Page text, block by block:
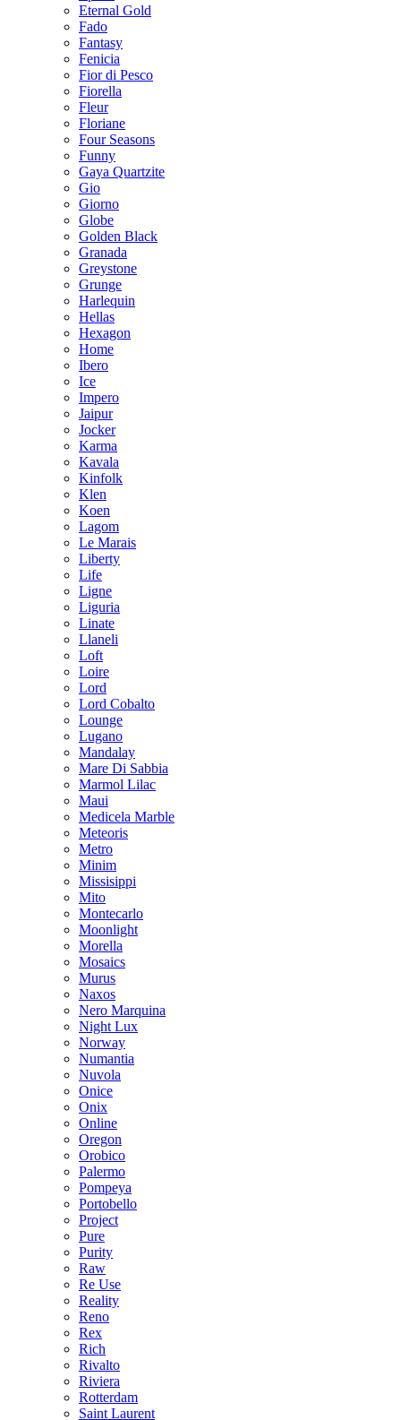
Eternal Gold
Fado
Fantasy
Fenicia
Fior di Pesco
Fiorella
Fleur
Floriane
Four Seasons
Funny
Gaya Quartzite
Gio
Giorno
Globe
Golden Black
Granada
Greystone
Grunge
Harlequin
Hellas
Hexagon
Home
Ibero
Ice
Impero
Jaipur
Jocker
Karma
Kavala
Kinfolk
Klen
Koen
Lagom
Le Marais
Liberty
Life
Ligne
Liguria
Linate
Llaneli
Loft
Loire
Lord
Lord Cobalto
Lounge
Lugano
Mandalay
Mare Di Sabbia
Marmol Lilac
Maui
Medicela Marble
Meteoris
Metro
Minim
Missisippi
Mito
Montecarlo
Moonlight
Morella
Mosaics
Murus
Naxos
Nero Marquina
Night Lux
Norway
Numantia
Nuvola
Onice
Onix
Online
Oregon
Orobico
Palermo
Pompeya
Portobello
Project
Pure
Purity
Raw
Re Use
Reality
Reno
Rex
Rich
Rivalto
Riviera
Rotterdam
Saint Laurent